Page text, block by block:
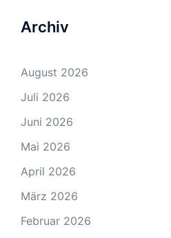
Archiv
August 2026
Juli 2026
Juni 2026
Mai 2026
April 2026
März 2026
Februar 2026